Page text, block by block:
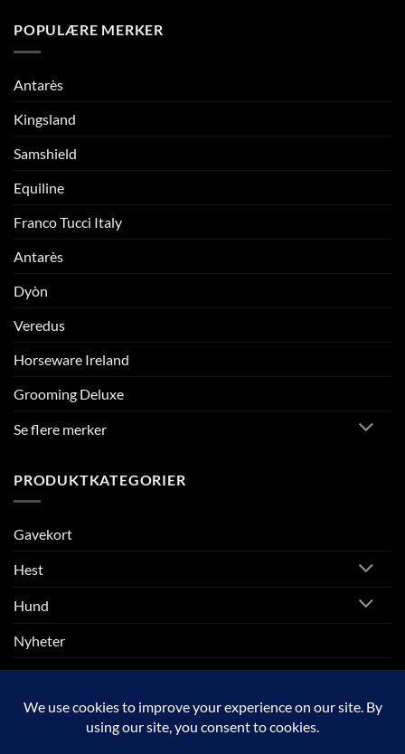
POPULÆRE MERKER
Antarès
Kingsland
Samshield
Equiline
Franco Tucci Italy
Antarès
Dyòn
Veredus
Horseware Ireland
Grooming Deluxe
Se flere merker
PRODUKTKATEGORIER
Gavekort
Hest
Hund
Nyheter
Rytter
SALG